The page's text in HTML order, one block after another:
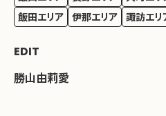
飯田エリア 伊那エリア 諏訪エリ
EDIT
勝山由莉愛